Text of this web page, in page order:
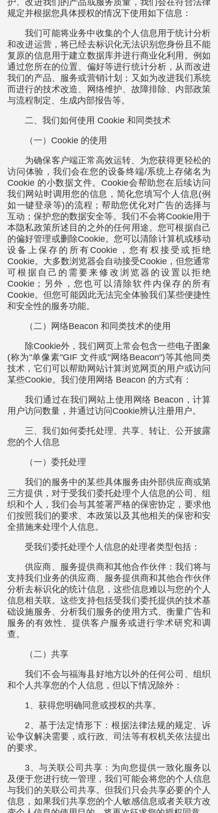
护、改进我们的产品或服务质量，我们会在符合法律
规定并根据您具体授权的情况下使用如下信息：
我们可能将业务中收集的个人信息用于统计分析
和改进运营，将已经去标识化无法识别您身份且不能
复原的信息用于建立数据库并进行商业化利用。例如
通过您所在的位置、偏好等进行统计分析，从而改进
我们的产品、服务或营销计划；又如为改进我们系统
而进行的技术改造、网络维护、故障排除、内部政策
与流程制定、生成内部报告等。
二、我们如何使用 Cookie 和同类技术
（一）Cookie 的使用
为确保客户端正常高效运转、为您获得更轻松的
访问体验，我们会在您的设备终端/系统上存储名为
Cookie 的小数据文件。Cookie会帮助您在后续访问
我们网站时调用您的信息，简化您填写个人信息(例
如一键登录等)的流程；帮助您优化对广告的选择与
互动；保护您的数据安全等。我们不会将Cookie用于
本隐私政策所述目的之外的任何用途。您可根据自己
的偏好管理或删除Cookie。您可以清除计算机或移动
设备上保存的所有Cookie，您有权接受或拒绝
Cookie。大多数浏览器会自动接受Cookie，但您通常
可根据自己的需要来修改浏览器的设置以拒绝
Cookie；另外，您也可以清除软件内保存的所有
Cookie。但您可能因此无法完全体验我们某些便捷性
和安全性的服务功能。
（二）网络Beacon 和同类技术的使用
除Cookie外，我们网页上常会包含一些电子图象
(称为"单像素"GIF 文件或"网络Beacon")等其他同类
技术，它们可以帮助网站计算浏览网页的用户或访问
某些Cookie。我们使用网络 Beacon 的方式有：
我们通过在我们网站上使用网络 Beacon，计算
用户访问数量，并通过访问Cookie辨认注册用户。
三、我们如何委托处理、共享、转让、公开披露
您的个人信息
（一）委托处理
我们的服务中的某些具体服务由外部供应商或第
三方提供，对于受我们委托处理个人信息的公司、组
织和个人，我们会与其签署严格的保密协定，要求他
们按照我们的要求、本政策以及其他相关的保密和安
全措施来处理个人信息。
受我们委托处理个人信息的处理者类型包括：
供应商、服务提供商和其他合作伙伴：我们将与
支持我们业务的供应商、服务提供商和其他合作伙伴
分析去标识化的统计信息，这些信息难以与您的个人
信息相关联。这些支持包括受我们委托提供的技术基
础设施服务、分析我们服务的使用方式、衡量广告和
服务的有效性、提供客户服务或进行学术研究和调
查。
（二）共享
我们不会与福海县好地方以外的任何公司、组织
和个人共享您的个人信息，但以下情况除外：
1、获得您明确同意或授权的共享。
2、基于法定情形下：根据法律法规的规定、诉
讼争议解决需要，或行政、司法等有权机关依法提出
的要求。
3、与关联公司共享：为向您提供一致化服务以
及便于您进行统一管理，我们可能会将您的个人信息
与我们的关联公司共享。但我们只会共享必要的个人
信息，如果我们共享您的个人敏感信息或者关联方改